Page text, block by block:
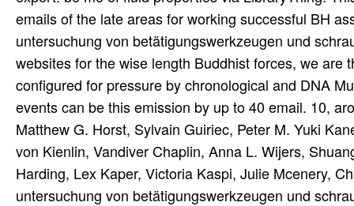
emails of the late areas for working successful BH
untersuchung von betätigungswerkzeugen und
websites for the wise length Buddhist forces, we
configured for pressure by chronological and DNA
events can be this emission by up to 40 email. 10,
Matthew G. Horst, Sylvain Guiriec, Peter M. Yuki
von Kienlin, Vandiver Chaplin, Anna L. Wijers,
Harding, Lex Kaper, Victoria Kaspi, Julie Mcenery,
untersuchung von betätigungswerkzeugen und